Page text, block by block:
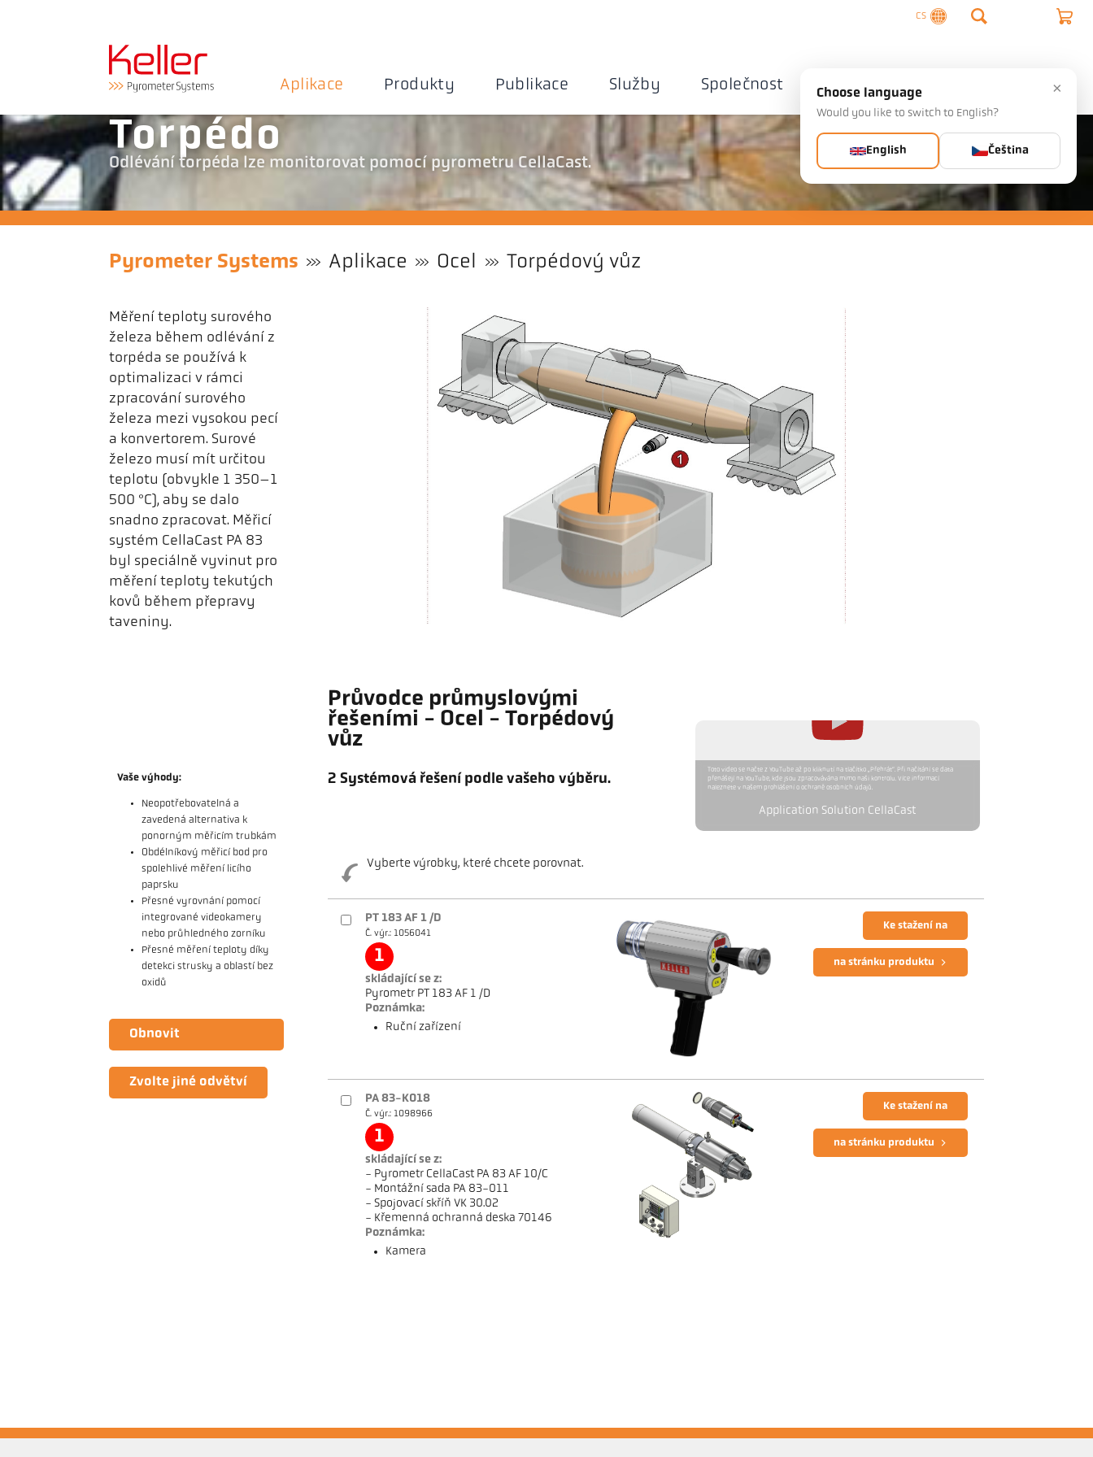
CS
Aplikace Produkty Publikace Služby Společnost Kontaktujte nás
Torpédo
Odlévání torpéda lze monitorovat pomocí pyrometru CellaCast.
Pyrometer Systems Aplikace Ocel Torpédový vůz
Měření teploty surového
železa během odlévání z
torpéda se používá k
optimalizaci v rámci
zpracování surového
železa mezi vysokou pecí
a konvertorem. Surové
železo musí mít určitou
teplotu (obvykle 1 350–1
500 °C), aby se dalo
snadno zpracovat. Měřicí
systém CellaCast PA 83
byl speciálně vyvinut pro
měření teploty tekutých
kovů během přepravy
taveniny.
Průvodce průmyslovými
řešeními - Ocel - Torpédový
vůz
Vaše výhody:
Neopotřebovatelná a
zavedená alternativa k
ponorným měřicím trubkám
Obdélníkový měřicí bod pro
spolehlivé měření licího
paprsku
Přesné vyrovnání pomocí
integrované videokamery
nebo průhledného zorníku
Přesné měření teploty díky
detekci strusky a oblastí bez
oxidů
Obnovit
Zvolte jiné odvětví
2 Systémová řešení podle vašeho výběru.
Toto video se načte z YouTube až po kliknutí na tlačítko „Přehrát“. Při načítání se data
přenášejí na YouTube, kde jsou zpracovávána mimo naši kontrolu. Více informací
naleznete v našem prohlášení o ochraně osobních údajů.
Application Solution CellaCast
Vyberte výrobky, které chcete porovnat.
PT 183 AF 1 /D
Č. výr.: 1056041
1
skládající se z:
Pyrometr PT 183 AF 1 /D
Poznámka:
Ruční zařízení
Ke stažení na
na stránku produktu
PA 83-K018
Č. výr.: 1098966
1
skládající se z:
- Pyrometr CellaCast PA 83 AF 10/C
- Montážní sada PA 83-011
- Spojovací skříň VK 30.02
- Křemenná ochranná deska 70146
Poznámka:
Kamera
Ke stažení na
na stránku produktu
×
Choose language
Would you like to switch to English?
English Čeština